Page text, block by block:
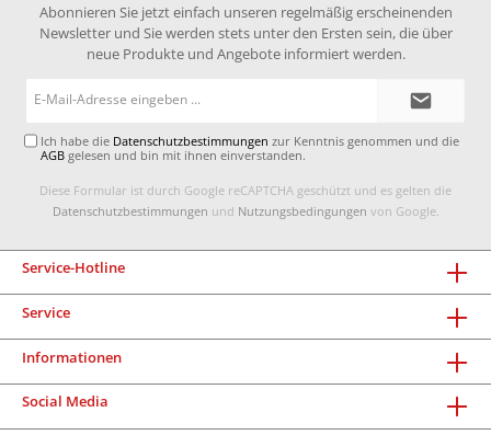
Abonnieren Sie jetzt einfach unseren regelmäßig erscheinenden
Newsletter und Sie werden stets unter den Ersten sein, die über
neue Produkte und Angebote informiert werden.
Ich habe die Datenschutzbestimmungen zur Kenntnis genommen und die
AGB gelesen und bin mit ihnen einverstanden.
Diese Formular ist durch Google reCAPTCHA geschützt und es gelten die
Datenschutzbestimmungen und Nutzungsbedingungen von Google.
Service-Hotline
Service
Informationen
Social Media